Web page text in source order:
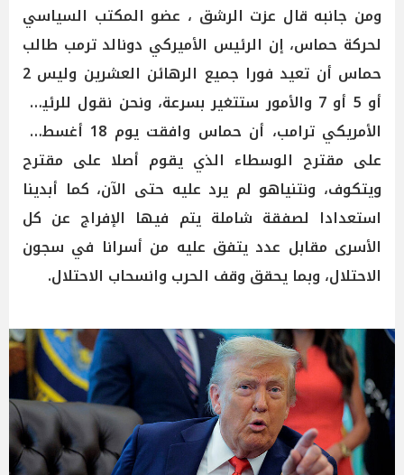
ومن جانبه قال عزت الرشق ، عضو المكتب السياسي
لحركة حماس، إن الرئيس الأميركي دونالد ترمب طالب
حماس أن تعيد فورا جميع الرهائن العشرين وليس 2
أو 5 أو 7 والأمور ستتغير بسرعة، ونحن نقول للرئيس
الأمريكي ترامب، أن حماس وافقت يوم 18 أغسطس
على مقترح الوسطاء الذي يقوم أصلا على مقترح
ويتكوف، ونتنياهو لم يرد عليه حتى الآن، كما أبدينا
استعدادا لصفقة شاملة يتم فيها الإفراج عن كل
الأسرى مقابل عدد يتفق عليه من أسرانا في سجون
الاحتلال، وبما يحقق وقف الحرب وانسحاب الاحتلال.